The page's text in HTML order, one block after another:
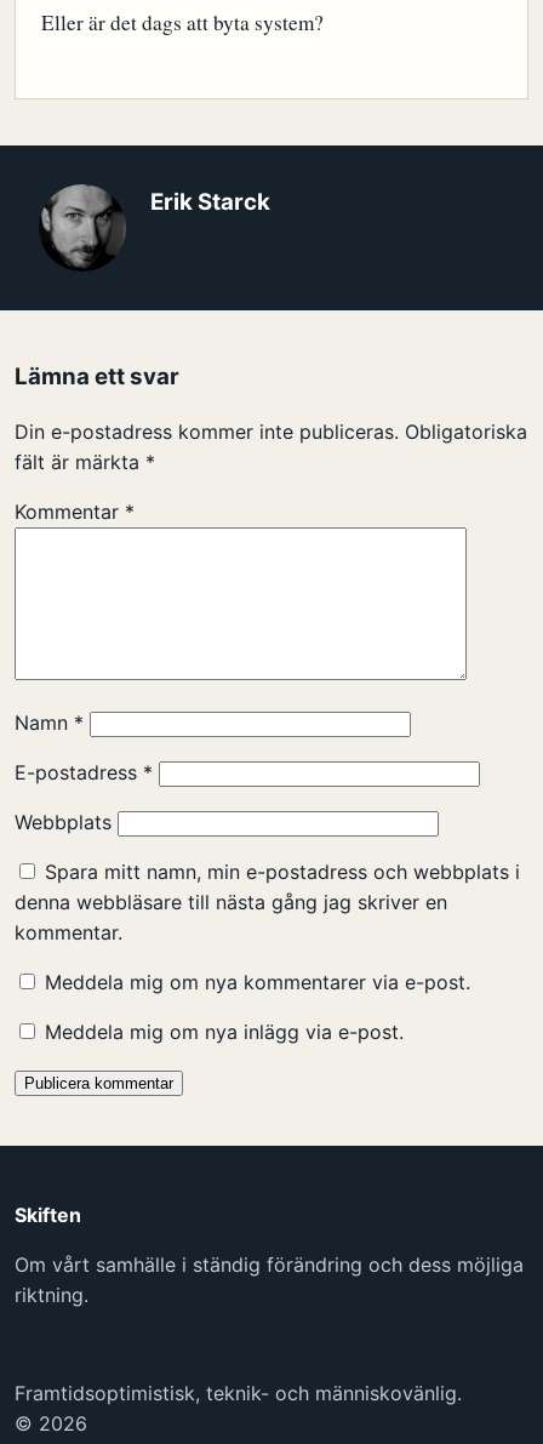
Eller är det dags att byta system?
Erik Starck
Lämna ett svar
Din e-postadress kommer inte publiceras. Obligatoriska
fält är märkta *
Kommentar *
Namn *
E-postadress *
Webbplats
Spara mitt namn, min e-postadress och webbplats i
denna webbläsare till nästa gång jag skriver en
kommentar.
Meddela mig om nya kommentarer via e-post.
Meddela mig om nya inlägg via e-post.
Skiften
Om vårt samhälle i ständig förändring och dess möjliga
riktning.
Framtidsoptimistisk, teknik- och människovänlig.
© 2026